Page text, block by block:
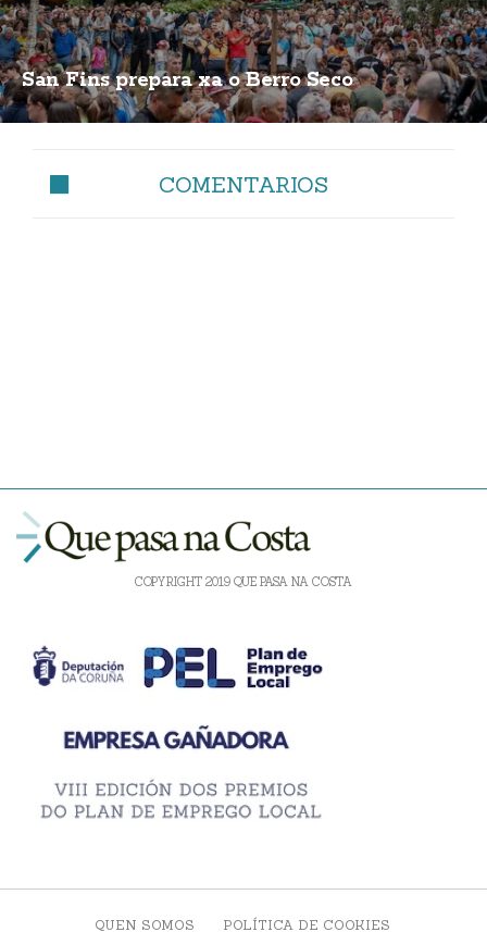
San Fins prepara xa o Berro Seco
COMENTARIOS
COPYRIGHT 2019 QUE PASA NA COSTA
QUEN SOMOS POLÍTICA DE COOKIES